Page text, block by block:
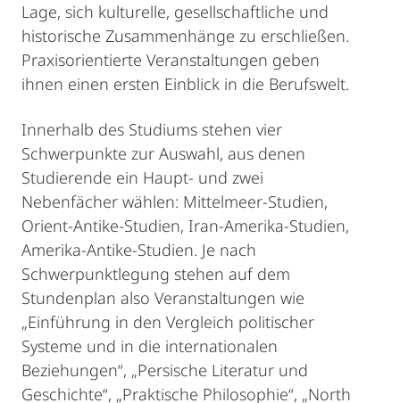
Lage, sich kulturelle, gesellschaftliche und
historische Zusammenhänge zu erschließen.
Praxisorientierte Veranstaltungen geben
ihnen einen ersten Einblick in die Berufswelt.
Innerhalb des Studiums stehen vier
Schwerpunkte zur Auswahl, aus denen
Studierende ein Haupt- und zwei
Nebenfächer wählen: Mittelmeer-Studien,
Orient-Antike-Studien, Iran-Amerika-Studien,
Amerika-Antike-Studien. Je nach
Schwerpunktlegung stehen auf dem
Stundenplan also Veranstaltungen wie
„Einführung in den Vergleich politischer
Systeme und in die internationalen
Beziehungen“, „Persische Literatur und
Geschichte“, „Praktische Philosophie“, „North